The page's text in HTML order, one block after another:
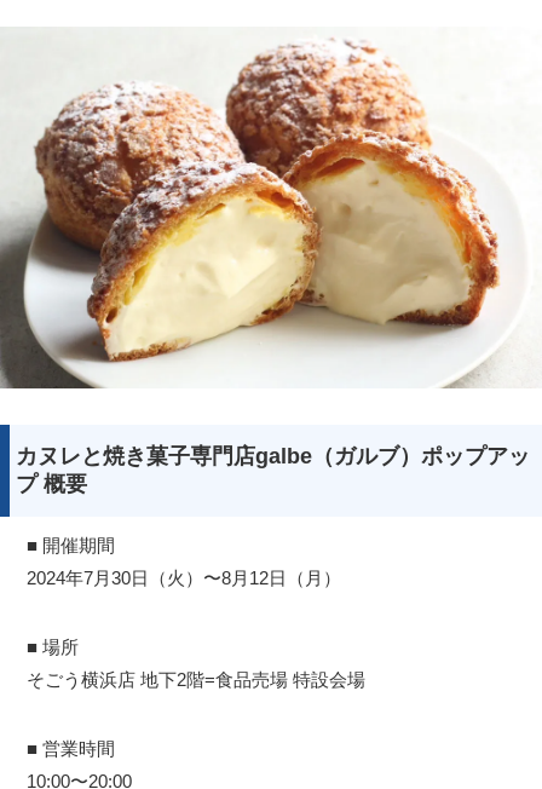
カヌレと焼き菓子専門店galbe（ガルブ）ポップアッ
プ 概要
■ 開催期間
2024年7月30日（火）〜8月12日（月）
■ 場所
そごう横浜店 地下2階=食品売場 特設会場
■ 営業時間
10:00〜20:00